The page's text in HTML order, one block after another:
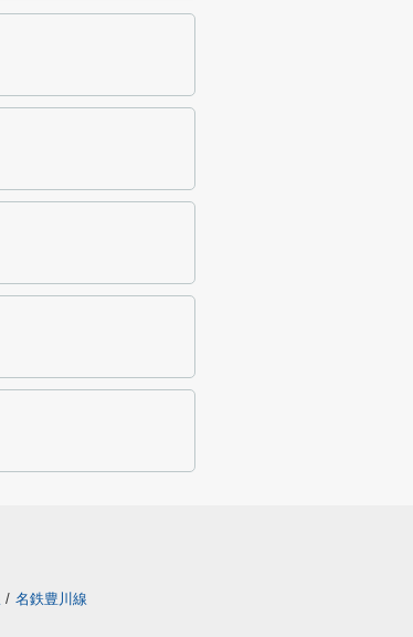
/ 名鉄豊川線